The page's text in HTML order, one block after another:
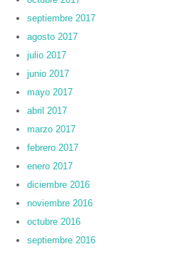
septiembre 2017
agosto 2017
julio 2017
junio 2017
mayo 2017
abril 2017
marzo 2017
febrero 2017
enero 2017
diciembre 2016
noviembre 2016
octubre 2016
septiembre 2016